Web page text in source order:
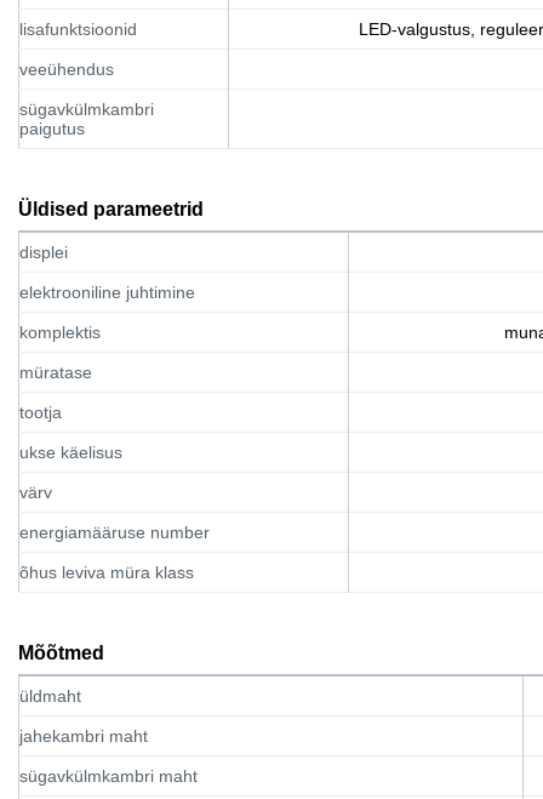
lisafunktsioonid LED-valgustus,
veeühendus
sügavkülmkambri
paigutus
Üldised parameetrid
displei
elektrooniline juhtimine
komplektis
müratase
tootja
ukse käelisus
värv
energiamääruse number
õhus leviva müra klass
Mõõtmed
üldmaht
jahekambri maht
sügavkülmkambri maht